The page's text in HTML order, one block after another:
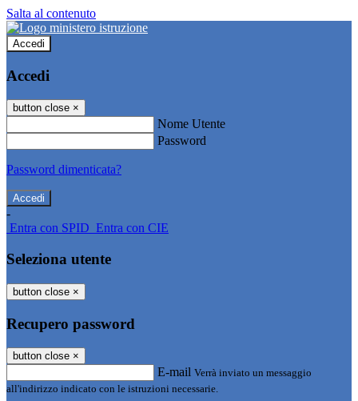
Salta al contenuto
Accedi
Accedi
button close ×
Nome Utente
Password
Password dimenticata?
-
Entra con SPID Entra con CIE
Seleziona utente
button close ×
Recupero password
button close ×
E-mail Verrà inviato un messaggio
all'indirizzo indicato con le istruzioni necessarie.